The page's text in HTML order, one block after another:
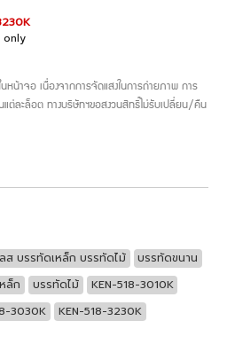
only
หน้าจอ เนื่องจากการจัดแสงในการถ่ายภาพ การ
แต่ละล็อต ทางบริษัทฯขอสงวนสิทธิ์ไม่รับเปลี่ยน/คืน
ส บรรทัดเหล็ก บรรทัดไม้
บรรทัดขนาน
ล็ก บรรทัดไม้
KEN-518-3010K
3030K KEN-518-3230K